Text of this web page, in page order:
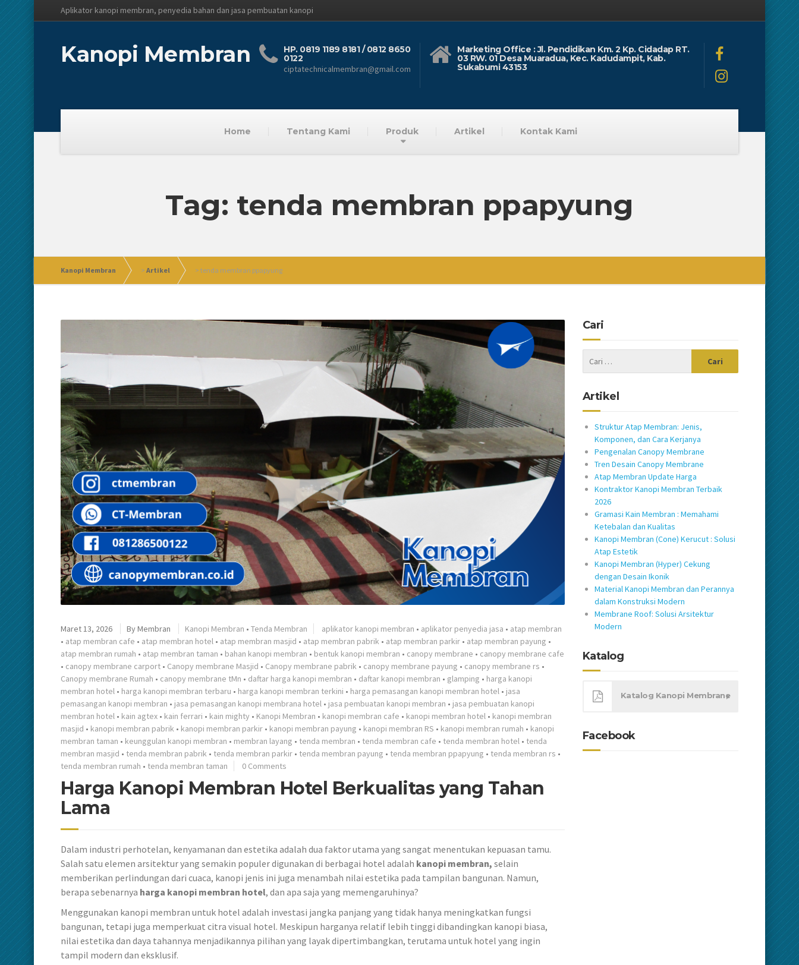
Aplikator kanopi membran, penyedia bahan dan jasa pembuatan kanopi
Kanopi Membran
HP. 0819 1189 8181 / 0812 8650
0122
ciptatechnicalmembran@gmail.com
Marketing Office : Jl. Pendidikan Km. 2 Kp. Cidadap RT.
03 RW. 01 Desa Muaradua, Kec. Kadudampit, Kab.
Sukabumi 43153
Home Tentang Kami Produk Artikel Kontak Kami
Tag: tenda membran ppapyung
Kanopi Membran > Artikel > tenda membran ppapyung
Maret 13, 2026 ByMembran Kanopi Membran • Tenda Membran aplikator kanopi membran • aplikator penyedia jasa • atap membran
• atap membran cafe • atap membran hotel • atap membran masjid • atap membran pabrik • atap membran parkir • atap membran payung •
atap membran rumah • atap membran taman • bahan kanopi membran • bentuk kanopi membran • canopy membrane • canopy membrane cafe
• canopy membrane carport • Canopy membrane Masjid • Canopy membrane pabrik • canopy membrane payung • canopy membrane rs •
Canopy membrane Rumah • canopy membrane tMn • daftar harga kanopi membran • daftar kanopi membran • glamping • harga kanopi
membran hotel • harga kanopi membran terbaru • harga kanopi membran terkini • harga pemasangan kanopi membran hotel • jasa
pemasangan kanopi membran • jasa pemasangan kanopi membrana hotel • jasa pembuatan kanopi membran • jasa pembuatan kanopi
membran hotel • kain agtex • kain ferrari • kain mighty • Kanopi Membran • kanopi membran cafe • kanopi membran hotel • kanopi membran
masjid • kanopi membran pabrik • kanopi membran parkir • kanopi membran payung • kanopi membran RS • kanopi membran rumah • kanopi
membran taman • keunggulan kanopi membran • membran layang • tenda membran • tenda membran cafe • tenda membran hotel • tenda
membran masjid • tenda membran pabrik • tenda membran parkir • tenda membran payung • tenda membran ppapyung • tenda membran rs •
tenda membran rumah • tenda membran taman 0 Comments
Harga Kanopi Membran Hotel Berkualitas yang Tahan
Lama
Dalam industri perhotelan, kenyamanan dan estetika adalah dua faktor utama yang sangat menentukan kepuasan tamu.
Salah satu elemen arsitektur yang semakin populer digunakan di berbagai hotel adalah kanopi membran, selain
memberikan perlindungan dari cuaca, kanopi jenis ini juga menambah nilai estetika pada tampilan bangunan. Namun,
berapa sebenarnya harga kanopi membran hotel, dan apa saja yang memengaruhinya?
Menggunakan kanopi membran untuk hotel adalah investasi jangka panjang yang tidak hanya meningkatkan fungsi
bangunan, tetapi juga memperkuat citra visual hotel. Meskipun harganya relatif lebih tinggi dibandingkan kanopi biasa,
nilai estetika dan daya tahannya menjadikannya pilihan yang layak dipertimbangkan, terutama untuk hotel yang ingin
tampil modern dan eksklusif.
Cari
Artikel
Struktur Atap Membran: Jenis,
Komponen, dan Cara Kerjanya
Pengenalan Canopy Membrane
Tren Desain Canopy Membrane
Atap Membran Update Harga
Kontraktor Kanopi Membran Terbaik
2026
Gramasi Kain Membran : Memahami
Ketebalan dan Kualitas
Kanopi Membran (Cone) Kerucut : Solusi
Atap Estetik
Kanopi Membran (Hyper) Cekung
dengan Desain Ikonik
Material Kanopi Membran dan Perannya
dalam Konstruksi Modern
Membrane Roof: Solusi Arsitektur
Modern
Katalog
Katalog Kanopi Membrane
Facebook